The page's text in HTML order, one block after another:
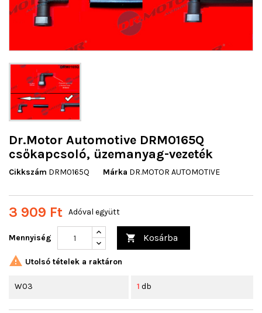
Dr.Motor Automotive DRM0165Q
csőkapcsoló, üzemanyag-vezeték
Cikkszám DRM0165Q Márka DR.MOTOR AUTOMOTIVE
3 909 Ft Adóval együtt
Mennyiség  Kosárba
 Utolsó tételek a raktáron
W03 1 db